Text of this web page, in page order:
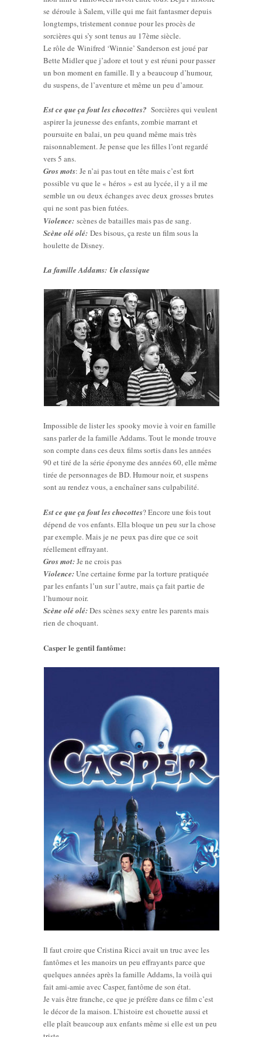
se déroule à Salem, ville qui me fait fantasmer depuis
longtemps, tristement connue pour les procès de
sorcières qui s’y sont tenus au 17ème siècle.
Le rôle de Winifred ‘Winnie’ Sanderson est joué par
Bette Midler que j’adore et tout y est réuni pour passer
un bon moment en famille. Il y a beaucoup d’humour,
du suspens, de l’aventure et même un peu d’amour.
Est ce que ça fout les chocottes? Sorcières qui veulent
aspirer la jeunesse des enfants, zombie marrant et
poursuite en balai, un peu quand même mais très
raisonnablement. Je pense que les filles l’ont regardé
vers 5 ans.
Gros mots: Je n’ai pas tout en tête mais c’est fort
possible vu que le « héros » est au lycée, il y a il me
semble un ou deux échanges avec deux grosses brutes
qui ne sont pas bien futées.
Violence: scènes de batailles mais pas de sang.
Scène olé olé: Des bisous, ça reste un film sous la
houlette de Disney.
La famille Addams: Un classique
Impossible de lister les spooky movie à voir en famille
sans parler de la famille Addams. Tout le monde trouve
son compte dans ces deux films sortis dans les années
90 et tiré de la série éponyme des années 60, elle même
tirée de personnages de BD. Humour noir, et suspens
sont au rendez vous, a enchaîner sans culpabilité.
Est ce que ça fout les chocottes? Encore une fois tout
dépend de vos enfants. Ella bloque un peu sur la chose
par exemple. Mais je ne peux pas dire que ce soit
réellement effrayant.
Gros mot:Je ne crois pas
Violence:Une certaine forme par la torture pratiquée
par les enfants l’un sur l’autre, mais ça fait partie de
l’humour noir.
Scène olé olé:Des scènes sexy entre les parents mais
rien de choquant.
Casper le gentil fantôme:
Il faut croire que Cristina Ricci avait un truc avec les
fantômes et les manoirs un peu effrayants parce que
quelques années après la famille Addams, la voilà qui
fait ami-amie avec Casper, fantôme de son état.
Je vais être franche, ce que je préfère dans ce film c’est
le décor de la maison. L’histoire est chouette aussi et
elle plaît beaucoup aux enfants même si elle est un peu